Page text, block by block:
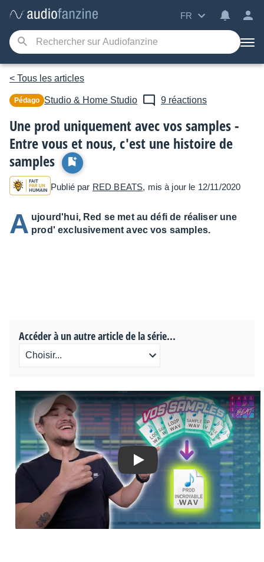
FR
< Tous les articles
Pédago Studio & Home Studio 9 réactions
Une prod uniquement avec vos samples -
Entre vous et nous, c'est une histoire de
samples
Publié par RED BEATS, mis à jour le 12/11/2020
A ujourd'hui, Red se met au défi de réaliser une
prod' exclusivement avec vos samples.
Accéder à un autre article de la série...
Play